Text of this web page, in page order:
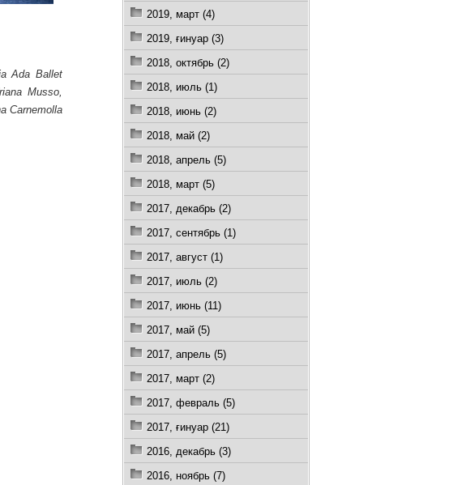
Ada Ballet
Musso,
Carnemolla
2019, март (4)
2019, ғинуар (3)
2018, октябрь (2)
2018, июль (1)
2018, июнь (2)
2018, май (2)
2018, апрель (5)
2018, март (5)
2017, декабрь (2)
2017, сентябрь (1)
2017, август (1)
2017, июль (2)
2017, июнь (11)
2017, май (5)
2017, апрель (5)
2017, март (2)
2017, февраль (5)
2017, ғинуар (21)
2016, декабрь (3)
2016, ноябрь (7)